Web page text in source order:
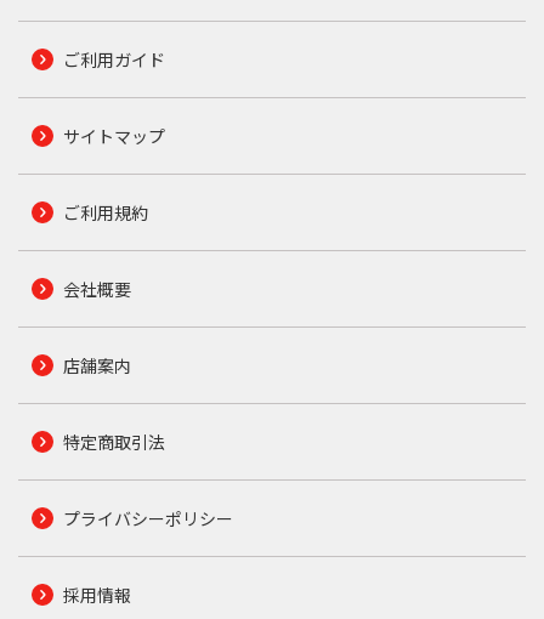
ご利用ガイド
サイトマップ
ご利用規約
会社概要
店舗案内
特定商取引法
プライバシーポリシー
採用情報